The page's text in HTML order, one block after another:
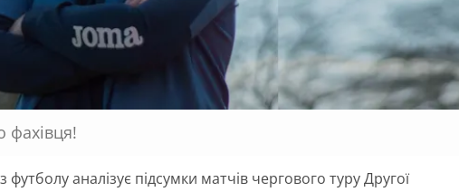
фахівця!
футболу аналізує підсумки матчів чергового туру Другої